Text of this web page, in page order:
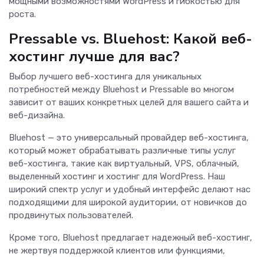
роста.
Pressable vs. Bluehost: Какой веб-
хостинг лучше для вас?
Выбор лучшего веб-хостинга для уникальных
потребностей между Bluehost и Pressable во многом
зависит от ваших конкретных целей для вашего сайта и
веб-дизайна.
Bluehost — это универсальный провайдер веб-хостинга,
который может обрабатывать различные типы услуг
веб-хостинга, такие как виртуальный, VPS, облачный,
выделенный хостинг и хостинг для WordPress. Наш
широкий спектр услуг и удобный интерфейс делают нас
подходящими для широкой аудитории, от новичков до
продвинутых пользователей.
Кроме того, Bluehost предлагает надежный веб-хостинг,
не жертвуя поддержкой клиентов или функциями,